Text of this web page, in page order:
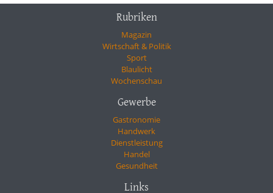
Rubriken
Magazin
Wirtschaft & Politik
Sport
Blaulicht
Wochenschau
Gewerbe
Gastronomie
Handwerk
Dienstleistung
Handel
Gesundheit
Links